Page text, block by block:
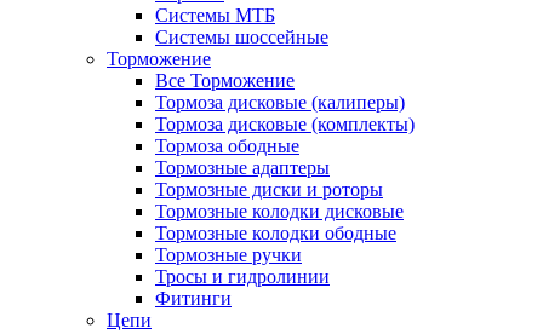
Системы МТБ
Системы шоссейные
Торможение
Все Торможение
Тормоза дисковые (калиперы)
Тормоза дисковые (комплекты)
Тормоза ободные
Тормозные адаптеры
Тормозные диски и роторы
Тормозные колодки дисковые
Тормозные колодки ободные
Тормозные ручки
Тросы и гидролинии
Фитинги
Цепи